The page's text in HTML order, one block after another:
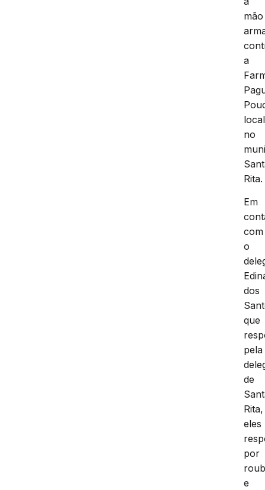
mão
a
no
Rita.
Em
com
o
dos
que
pela
de
Rita,
eles
por
e